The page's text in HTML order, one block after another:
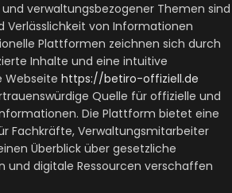
verwaltungsbezogener Themen sind
Verlässlichkeit von Informationen
Plattformen zeichnen sich durch
Inhalte und eine intuitive
Webseite https://betiro-offiziell.de
Quelle für offizielle und
Die Plattform bietet eine
Fachkräfte, Verwaltungsmitarbeiter
Überblick über gesetzliche
und digitale Ressourcen verschaffen